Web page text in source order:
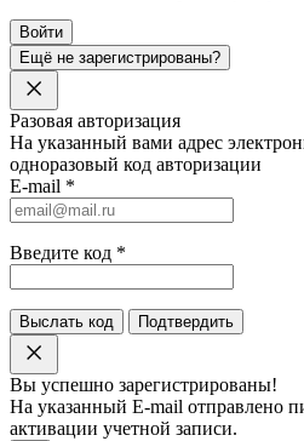
Войти
Ещё не зарегистрированы?
Разовая авторизация
На указанный вами адрес
одноразовый код авторизации
E-mail *
Введите код *
Выслать код Подтвердить
Вы успешно зарегистрированы!
На указанный E-mail отправлено
активации учетной записи.